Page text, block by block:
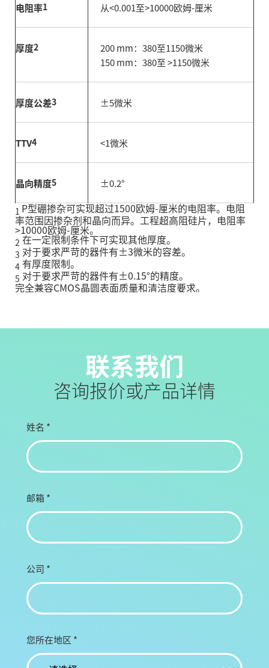
电阻率1 从<0.001至>10000欧姆-厘米
厚度2
200 mm：380至1150微米
150 mm：380至 >1150微米
厚度公差3 ±5微米
TTV4 <1微米
晶向精度5 ±0.2°
1 P型硼掺杂可实现超过1500欧姆-厘米的电阻率。电阻
率范围因掺杂剂和晶向而异。工程超高阻硅片，电阻率
>10000欧姆-厘米。
2 在一定限制条件下可实现其他厚度。
3 对于要求严苛的器件有±3微米的容差。
4 有厚度限制。
5 对于要求严苛的器件有±0.15°的精度。
完全兼容CMOS晶圆表面质量和清洁度要求。
联系我们
咨询报价或产品详情
姓名 *
邮箱*
公司 *
您所在地区 *